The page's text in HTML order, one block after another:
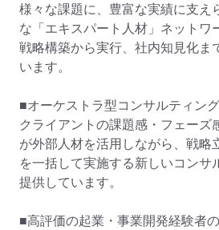
様々な課題に、豊富な実績に支え
な「エキスパート人材」ネットワ
戦略構築から実行、社内知見化ま
います。
■オーケストラ型コンサルティング
クライアントの課題感・フェーズ
が外部人材を活用しながら、戦略
を一括して実施する新しいコンサ
提供しています。
■高評価の起業・事業開発経験者